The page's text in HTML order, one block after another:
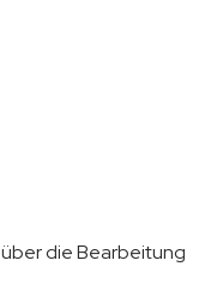
über die Bearbeitung